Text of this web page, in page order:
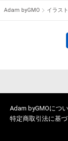
Adam byGMO イラスト
Adam byGMOにつ
特定商取引法に基